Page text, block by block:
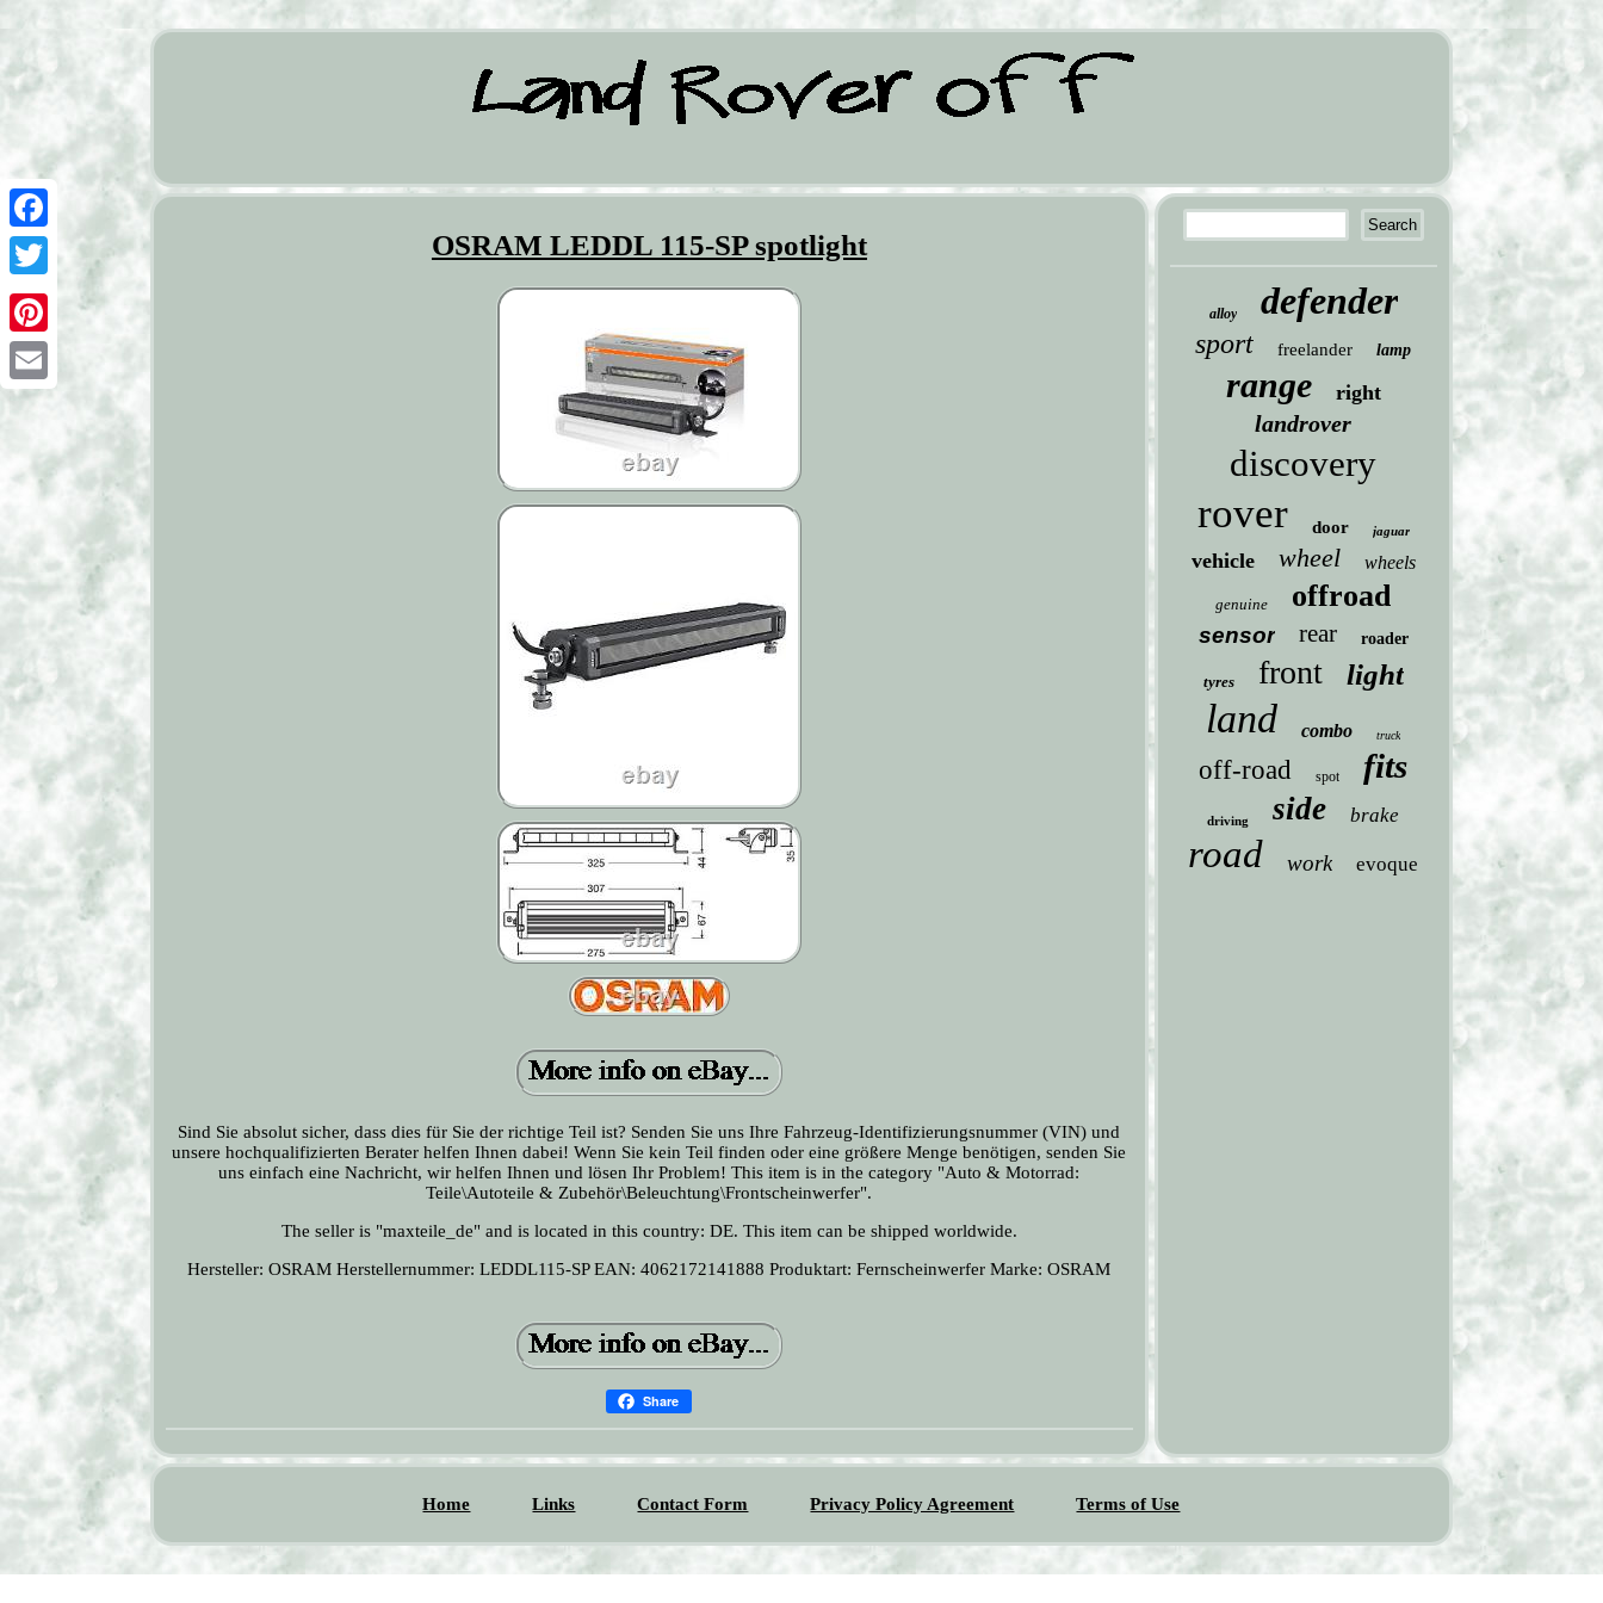
Facebook
Twitter
Pinterest
Email
OSRAM LEDDL 115-SP spotlight
Sind Sie absolut sicher, dass dies für Sie der richtige Teil ist? Senden Sie uns Ihre Fahrzeug-Identifizierungsnummer (VIN) und
unsere hochqualifizierten Berater helfen Ihnen dabei! Wenn Sie kein Teil finden oder eine größere Menge benötigen, senden Sie
uns einfach eine Nachricht, wir helfen Ihnen und lösen Ihr Problem! This item is in the category "Auto & Motorrad:
Teile\Autoteile & Zubehör\Beleuchtung\Frontscheinwerfer".
The seller is "maxteile_de" and is located in this country: DE. This item can be shipped worldwide.
Hersteller: OSRAM Herstellernummer: LEDDL115-SP EAN: 4062172141888 Produktart: Fernscheinwerfer Marke: OSRAM
Share
alloy defender
sport freelander lamp
range right
landrover
discovery
rover door jaguar
vehicle wheel wheels
genuine offroad
sensor rear roader
tyres front light
land combo truck
off-road spot fits
driving side brake
road work evoque
Home Links Contact Form Privacy Policy Agreement Terms of Use